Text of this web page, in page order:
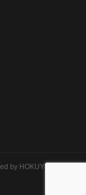
by HOKUYO AIR Inc.